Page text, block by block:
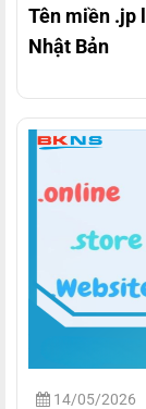
Tên miền .jp
Nhật Bản
14/05/2026